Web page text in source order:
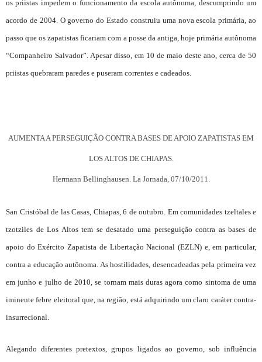
os priistas impedem o funcionamento da escola autônoma, descumprindo um
acordo de 2004. O governo do Estado construiu uma nova escola primária, ao
passo que os zapatistas ficariam com a posse da antiga, hoje primária autônoma
“Companheiro Salvador”. Apesar disso, em 10 de maio deste ano, cerca de 50
priistas quebraram paredes e puseram correntes e cadeados.
AUMENTA A PERSEGUIÇÃO CONTRA BASES DE APOIO ZAPATISTAS EM
LOS ALTOS DE CHIAPAS.
Hermann Bellinghausen. La Jornada, 07/10/2011.
San Cristóbal de las Casas, Chiapas, 6 de outubro. Em comunidades tzeltales e
tzotziles de Los Altos tem se desatado uma perseguição contra as bases de
apoio do Exército Zapatista de Libertação Nacional (EZLN) e, em particular,
contra a educação autônoma. As hostilidades, desencadeadas pela primeira vez
em junho e julho de 2010, se tornam mais duras agora como sintoma de uma
iminente febre eleitoral que, na região, está adquirindo um claro caráter contra-
insurrecional.
Alegando diferentes pretextos, grupos ligados ao governo, sob influência